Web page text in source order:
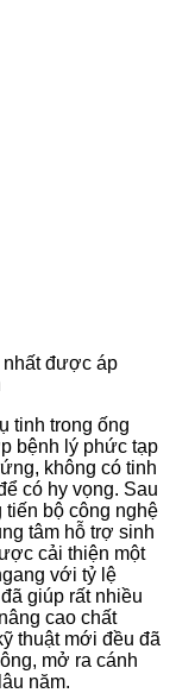
nhất được áp
tinh trong ống
bệnh lý phức tạp
không có tinh
có hy vọng. Sau
bộ công nghệ
tâm hỗ trợ sinh
cải thiện một
với tỷ lệ
giúp rất nhiều
cao chất
thuật mới đều đã
mở ra cánh
năm.